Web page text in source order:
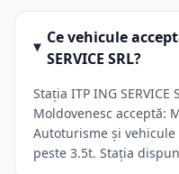
Ce vehicule
SERVICE SRL?
Stația ITP ING
Moldovenesc acceptă:
Autoturisme și
peste 3.5t. Stația